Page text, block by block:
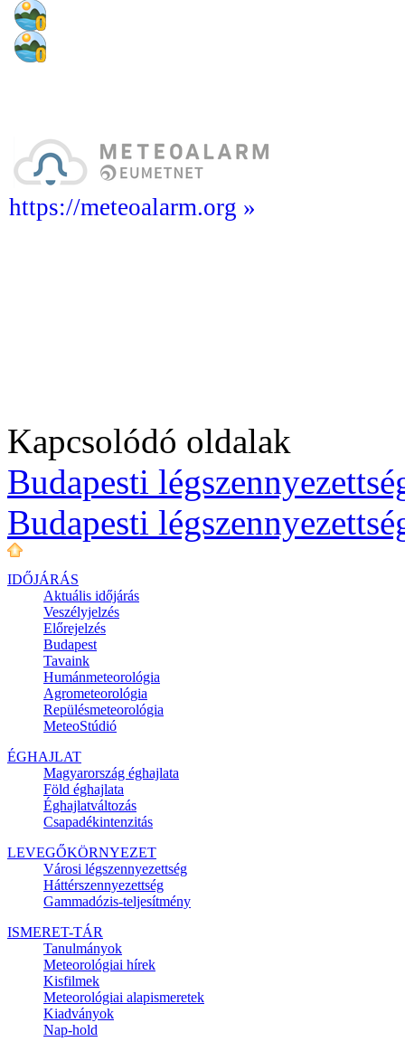
https://meteoalarm.org »
Kapcsolódó oldalak
Budapesti
Budapesti
IDŐJÁRÁS
Aktuális időjárás
Veszélyjelzés
Előrejelzés
Budapest
Tavaink
Humánmeteorológia
Agrometeorológia
Repülésmeteorológia
MeteoStúdió
ÉGHAJLAT
Magyarország éghajlata
Föld éghajlata
Éghajlatváltozás
Csapadékintenzitás
LEVEGŐKÖRNYEZET
Városi légszennyezettség
Háttérszennyezettség
Gammadózis-teljesítmény
ISMERET-TÁR
Tanulmányok
Meteorológiai hírek
Kisfilmek
Meteorológiai alapismeretek
Kiadványok
Nap-hold